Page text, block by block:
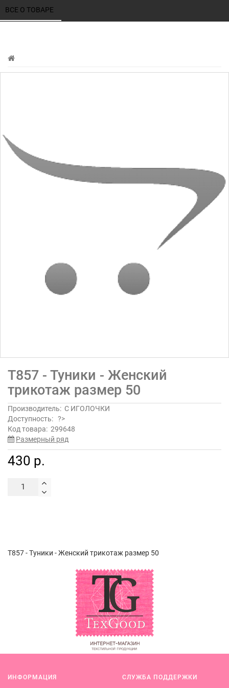
ВСЕ О ТОВАРЕ
Т857 - Туники - Женский
трикотаж размер 50
Производитель: С ИГОЛОЧКИ
Доступность: ?>
Код товара: 299648
Размерный ряд
430 р.
Т857 - Туники - Женский трикотаж размер 50
ИНФОРМАЦИЯ СЛУЖБА ПОДДЕРЖКИ